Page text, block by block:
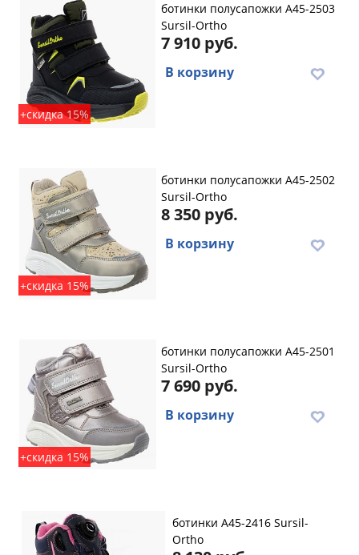
+скидка 15%
ботинки полусапожки A45-2503
Sursil-Ortho
7 910 руб.
В корзину
+скидка 15%
ботинки полусапожки A45-2502
Sursil-Ortho
8 350 руб.
В корзину
+скидка 15%
ботинки полусапожки A45-2501
Sursil-Ortho
7 690 руб.
В корзину
ботинки A45-2416 Sursil-
Ortho